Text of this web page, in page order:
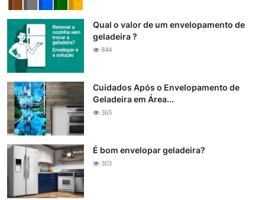
Qual o valor de um envelopamento de
geladeira ?
844
Cuidados Após o Envelopamento de
Geladeira em Área...
365
É bom envelopar geladeira?
303